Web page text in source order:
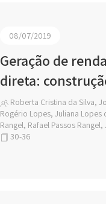
08/07/2019
Geração de
direta:
Roberta Cristina da Silva,
Rogério Lopes, Juliana Lopes
Rangel, Rafael Passos
30-36